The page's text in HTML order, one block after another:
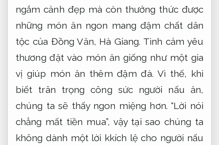
ngắm cảnh đẹp mà còn thưởng thức được
những món ăn ngon mang đậm chất dân
tộc của Đồng Văn, Hà Giang. Tình cảm yêu
thương đặt vào món ăn giống như một gia
vị giúp món ăn thêm đậm đà. Vì thế, khi
biết trân trọng công sức người nấu ăn,
chúng ta sẽ thấy ngon miệng hơn. “Lời nói
chẳng mất tiền mua”, vậy tại sao chúng ta
không dành một lời kkích lệ cho người nấu